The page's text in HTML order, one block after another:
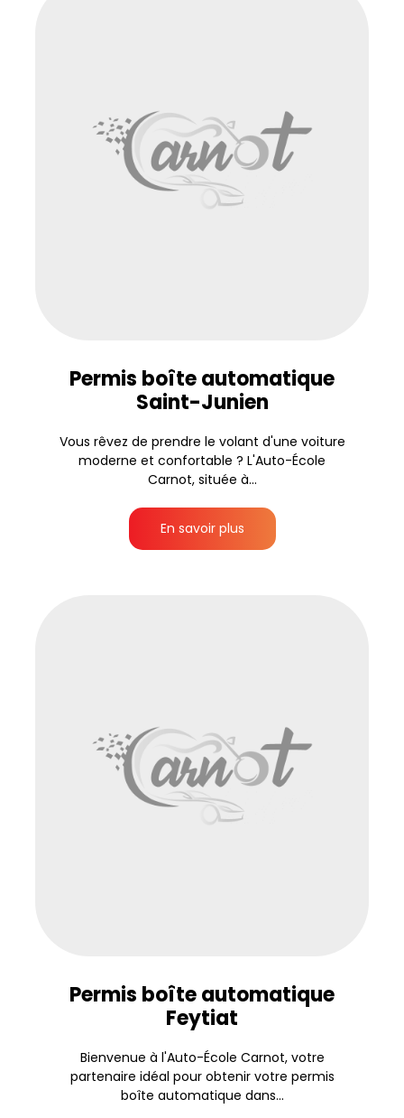
Permis boîte automatique
Saint-Junien
Vous rêvez de prendre le volant d'une voiture
moderne et confortable ? L'Auto-École
Carnot, située à...
En savoir plus
Permis boîte automatique
Feytiat
Bienvenue à l'Auto-École Carnot, votre
partenaire idéal pour obtenir votre permis
boîte automatique dans...